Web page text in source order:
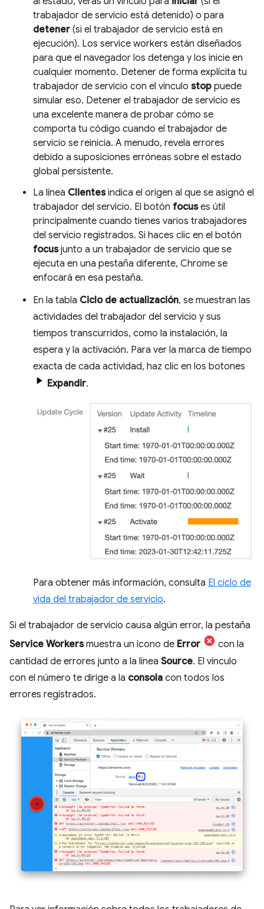
trabajador de servicio está detenido) o para
detener (si el trabajador de servicio está en
ejecución). Los service workers están diseñados
para que el navegador los detenga y los inicie en
cualquier momento. Detener de forma explícita tu
trabajador de servicio con el vínculo stop puede
simular eso. Detener el trabajador de servicio es
una excelente manera de probar cómo se
comporta tu código cuando el trabajador de
servicio se reinicia. A menudo, revela errores
debido a suposiciones erróneas sobre el estado
global persistente.
La línea Clientesindica el origen al que se asignó el
trabajador del servicio. El botón focuses útil
principalmente cuando tienes varios trabajadores
del servicio registrados. Si haces clic en el botón
focusjunto a un trabajador de servicio que se
ejecuta en una pestaña diferente, Chrome se
enfocará en esa pestaña.
En la tabla Ciclo de actualización, se muestran las
actividades del trabajador del servicio y sus
tiempos transcurridos, como la instalación, la
espera y la activación. Para ver la marca de tiempo
exacta de cada actividad, haz clic en los botones
Expandir.
Para obtener más información, consulta El ciclo de
vida del trabajador de servicio.
Si el trabajador de servicio causa algún error, la pestaña
Service Workersmuestra un ícono de Error
con la
cantidad de errores junto a la línea Source. El vínculo
con el número te dirige a la consola con todos los
errores registrados.